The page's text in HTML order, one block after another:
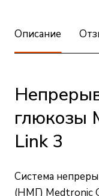
Описание
глюкозы
Link 3
Система
(НМГ) Medtronic